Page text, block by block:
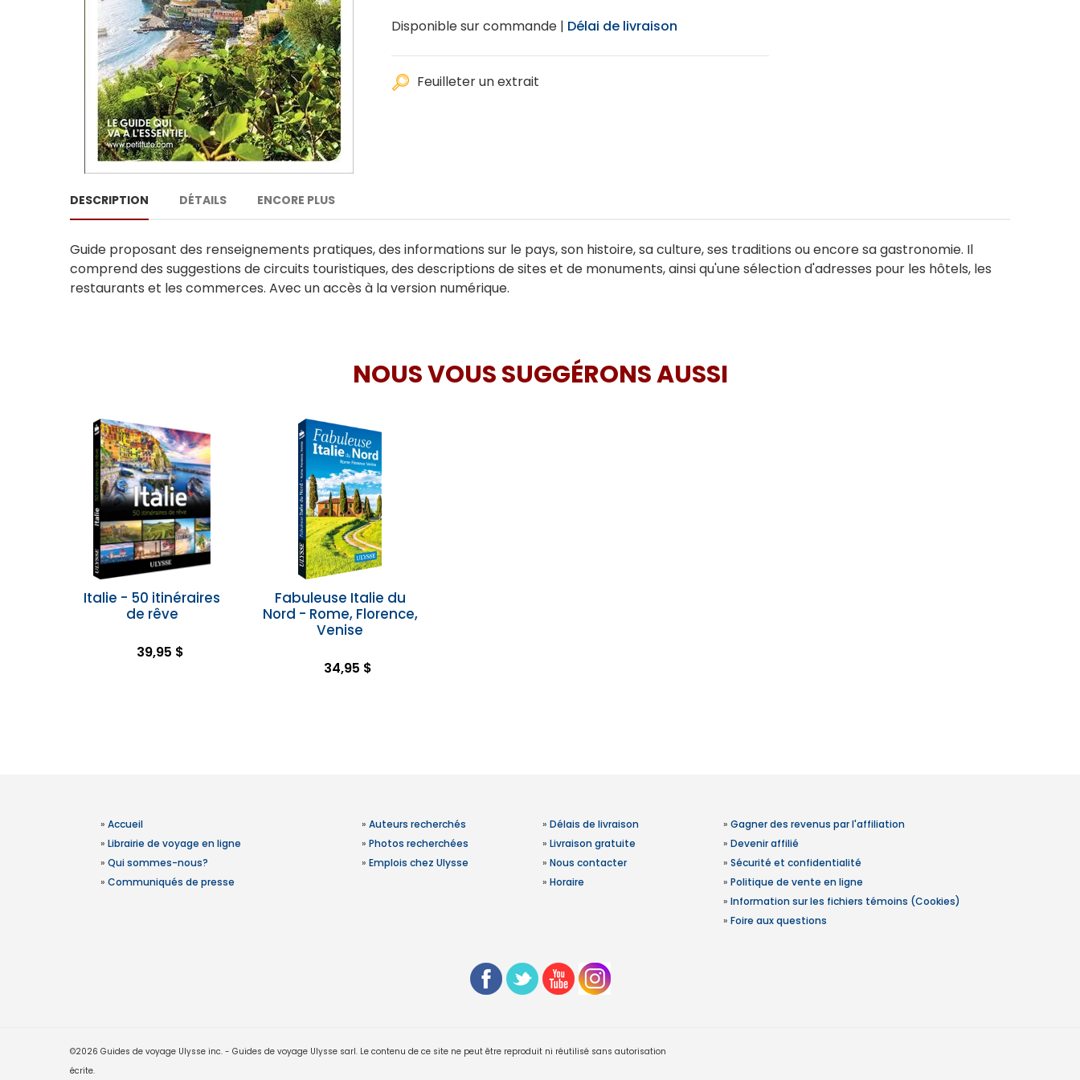
Disponible sur commande | Délai de livraison
Feuilleter un extrait
DESCRIPTION DÉTAILS ENCORE PLUS
Guide proposant des renseignements pratiques, des informations sur le pays, son histoire, sa culture, ses traditions ou encore sa gastronomie. Il
comprend des suggestions de circuits touristiques, des descriptions de sites et de monuments, ainsi qu'une sélection d'adresses pour les hôtels, les
restaurants et les commerces. Avec un accès à la version numérique.
NOUS VOUS SUGGÉRONS AUSSI
Italie - 50 itinéraires
de rêve
39,95 $
Fabuleuse Italie du
Nord - Rome, Florence,
Venise
34,95 $
» Accueil
» Librairie de voyage en ligne
» Qui sommes-nous?
» Communiqués de presse
» Auteurs recherchés
» Photos recherchées
» Emplois chez Ulysse
» Délais de livraison
» Livraison gratuite
» Nous contacter
» Horaire
» Gagner des revenus par l'affiliation
» Devenir affilié
» Sécurité et confidentialité
» Politique de vente en ligne
» Information sur les fichiers témoins (Cookies)
» Foire aux questions
©2026 Guides de voyage Ulysse inc. - Guides de voyage Ulysse sarl. Le contenu de ce site ne peut être reproduit ni réutilisé sans autorisation
écrite.